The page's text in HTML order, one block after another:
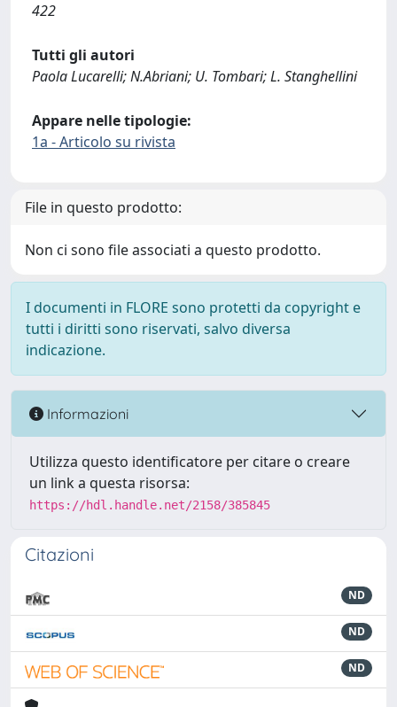
422
Tutti gli autori
Paola Lucarelli; N.Abriani; U. Tombari; L. Stanghellini
Appare nelle tipologie:
1a - Articolo su rivista
File in questo prodotto:
Non ci sono file associati a questo prodotto.
I documenti in FLORE sono protetti da copyright e
tutti i diritti sono riservati, salvo diversa
indicazione.
Informazioni
Utilizza questo identificatore per citare o creare
un link a questa risorsa:
https://hdl.handle.net/2158/385845
Citazioni
ND
ND
ND